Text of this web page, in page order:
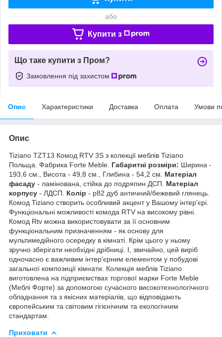
або
Купити з
Що таке купити з Пром?
Замовлення під захистом
Опис Характеристики Доставка Оплата Умови
Опис
Tiziano TZT13 Комод RTV 3S з колекції меблів Tiziano
Польща. Фабрика Forte Meble. Габаритні розміри: Ширина -
193,6 см., Висота - 49,8 см., Глибина - 54,2 см. Матеріал
фасаду - ламінована, стійка до подряпин ДСП. Матеріал
корпусу - ЛДСП. Колір - p82 дуб античний/бежевий глянець.
Комод Tiziano створить особливий акцент у Вашому інтер'єрі.
Функціональні можливості комода RTV на високому рівні.
Комод Rtv можна використовувати за її основним
функціональним призначенням - як основу для
мультимедійного осередку в кімнаті. Крім цього у ньому
зручно зберігати необхідні дрібниці. І, звичайно, цей виріб
одночасно є важливим інтер'єрним елементом у побудові
загальної композиції кімнати. Колекція меблів Tiziano
виготовлена на підприємствах торгової марки Forte Meble
(Меблі Форте) за допомогою сучасного високотехнологічного
обладнання та з якісних матеріалів, що відповідають
європейським та світовим гігієнічним та екологічним
стандартам.
Приховати